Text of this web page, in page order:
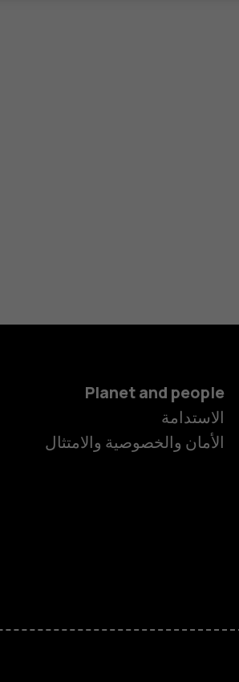
الذكية
HMD
Planet and people
الاستدامة
الأمان والخصوصية والامتثال